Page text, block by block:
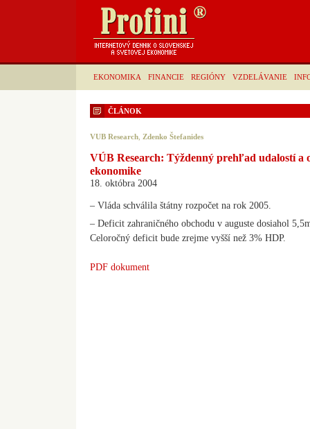
EKONOMIKA FINANCIE REGIÓNY VZDELÁVANIE
ČLÁNOK
VUB Research Zdenko Štefanides
VÚB Research: Týždenný prehľad udalostí a
ekonomike
18. októbra 2004
– Vláda schválila štátny rozpočet na rok 2005.
– Deficit zahraničného obchodu v auguste dosiahol
Celoročný deficit bude zrejme vyšší než 3% HDP.
PDF dokument